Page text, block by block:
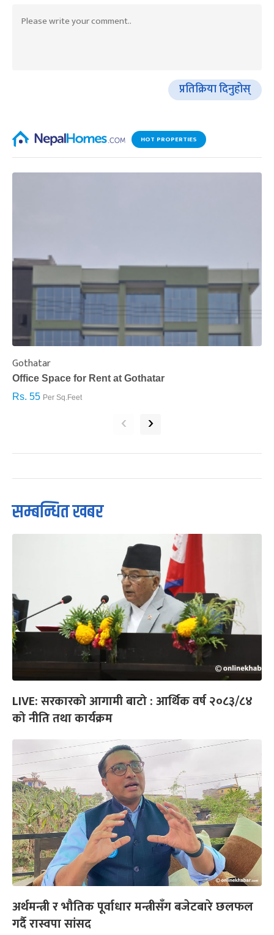
प्रतिक्रिया दिनुहोस्
HOT PROPERTIES
Gothatar
Office Space for Rent at Gothatar
Rs. 55 Per Sq.Feet
‹ ›
सम्बन्धित खबर
LIVE: सरकारको आगामी बाटो : आर्थिक वर्ष २०८३/८४
को नीति तथा कार्यक्रम
अर्थमन्त्री र भौतिक पूर्वाधार मन्त्रीसँग बजेटबारे छलफल
गर्दै रास्वपा सांसद